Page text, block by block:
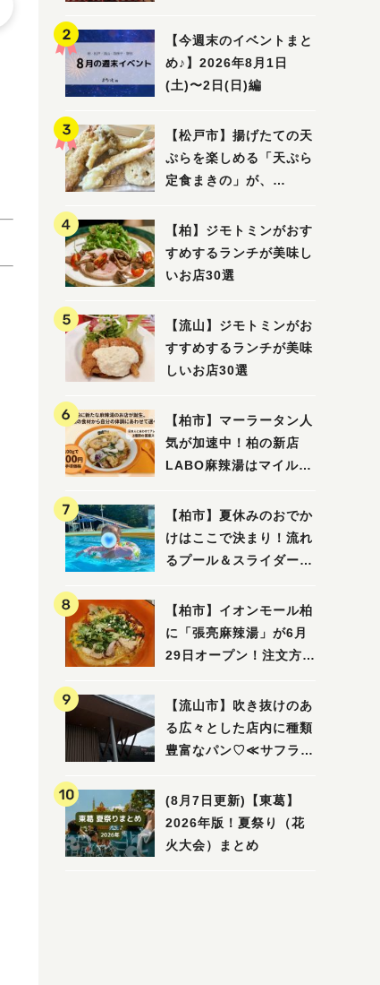
【今週末のイベントまと
め♪】2026年8月1日
(土)〜2日(日)編
【松戸市】揚げたての天
ぷらを楽しめる「天ぷら
定食まきの」が、
【柏】ジモトミンがおす
すめするランチが美味し
いお店30選
【流山】ジモトミンがお
すすめするランチが美味
しいお店30選
【柏市】マーラータン人
気が加速中！柏の新店
LABO麻辣湯はマイルド
【柏市】夏休みのおでか
けはここで決まり！流れ
るプール＆スライダーに
ル」を親子で満喫してき
ました！
【柏市】イオンモール柏
に「張亮麻辣湯」が6月
29日オープン！注文方法
ビュー
【流山市】吹き抜けのあ
る広々とした店内に種類
豊富なパン♡≪サフラン
(8月7日更新)【東葛】
2026年版！夏祭り（花
火大会）まとめ